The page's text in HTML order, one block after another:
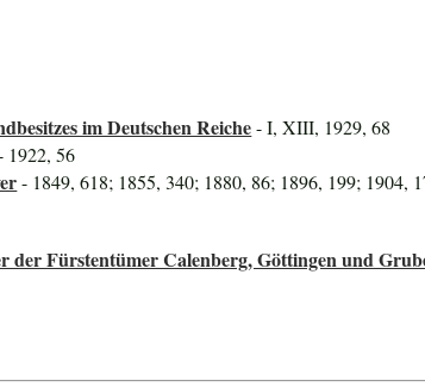
im Deutschen Reiche- I, XIII, 1929, 68
1922, 56
- 1849, 618; 1855, 340; 1880, 86; 1896, 199; 1904,
der Fürstentümer Calenberg, Göttingen und